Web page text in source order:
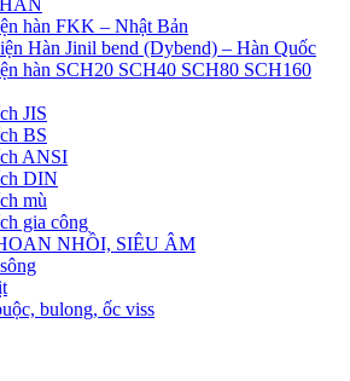
hàn FKK – Nhật Bản
Hàn Jinil bend (Dybend) – Hàn Quốc
hàn SCH20 SCH40 SCH80 SCH160
JIS
BS
ANSI
DIN
mù
gia công
NHỒI, SIÊU ÂM
bulong, ốc viss